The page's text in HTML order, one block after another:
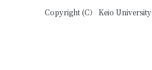
Copyright (C） Keio